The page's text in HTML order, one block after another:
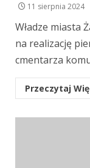
11 sierpnia 2024
Władze miasta
na realizację
cmentarza
Przeczytaj